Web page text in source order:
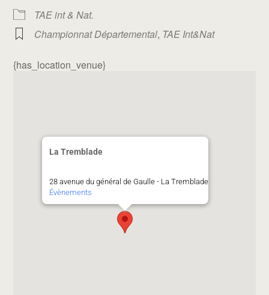
TAE int & Nat.
Championnat Départemental, TAE Int&Nat
{has_location_venue}
La Tremblade
28 avenue du général de Gaulle - La Tremblade
Évènements